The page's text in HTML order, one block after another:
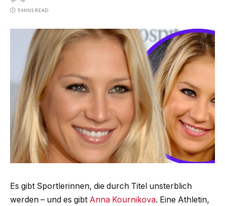
5 MINS READ
Es gibt Sportlerinnen, die durch Titel unsterblich
werden – und es gibt Anna Kournikova. Eine Athletin,